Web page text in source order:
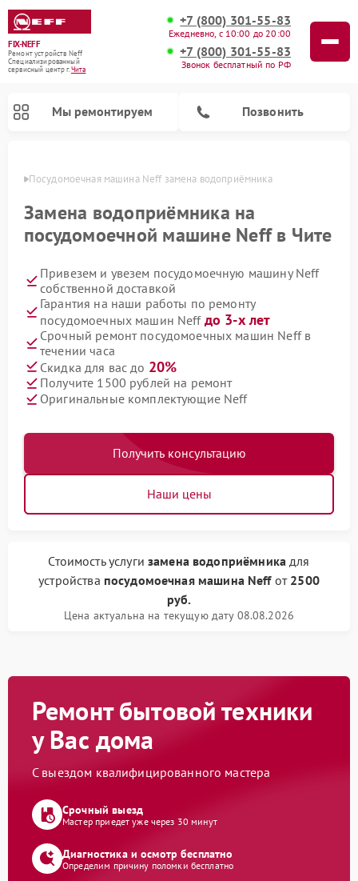
FIX-NEFF
Ремонт устройств Neff
Специализированный
cервисный центр г.Чита
+7 (800) 301-55-83
Ежедневно, с 10:00 до 20:00
+7 (800) 301-55-83
Звонок бесплатный по РФ
Мы ремонтируем Позвонить
Посудомоечная машина Neff замена водоприёмника
Замена водоприёмника на
посудомоечной машине Neff в Чите
Привезем и увезем посудомоечную машину Neff
собственной доставкой
Гарантия на наши работы по ремонту
посудомоечных машин Neff до 3-х лет
Срочный ремонт посудомоечных машин Neff в
течении часа
Скидка для вас до 20%
Получите 1500 рублей на ремонт
Оригинальные комплектующие Neff
Получить консультацию
Наши цены
Стоимость услуги замена водоприёмника для
устройства посудомоечная машина Neffот 2500
руб.
Цена актуальна на текущую дату 08.08.2026
Ремонт бытовой техники
у Вас дома
С выездом квалифицированного мастера
Срочный выезд
Мастер приедет уже через 30 минут
Диагностика и осмотр бесплатно
Определим причину поломки бесплатно